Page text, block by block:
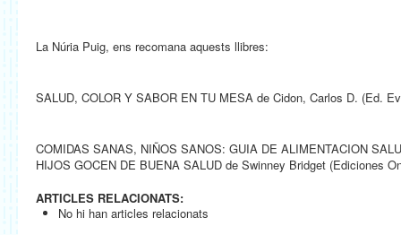
La Núria Puig, ens recomana aquests llibres:
SALUD, COLOR Y SABOR EN TU MESA de Cidon, Carlos D. (Ed.
COMIDAS SANAS, NIÑOS SANOS: GUIA DE ALIMENTACION
HIJOS GOCEN DE BUENA SALUD de Swinney Bridget (Ediciones
ARTICLES RELACIONATS:
No hi han articles relacionats